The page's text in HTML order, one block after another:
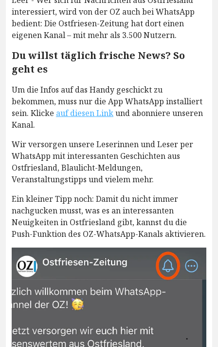
interessiert, wird von der OZ auch bei WhatsApp
bedient: Die Ostfriesen-Zeitung hat dort einen
eigenen Kanal – mit mehr als 3.500 Nutzern.
Du willst täglich frische News? So
geht es
Um die Infos auf das Handy geschickt zu
bekommen, muss nur die App WhatsApp installiert
sein. Klicke auf diesen Linkund abonniere unseren
Kanal.
Wir versorgen unsere Leserinnen und Leser per
WhatsApp mit interessanten Geschichten aus
Ostfriesland, Blaulicht-Meldungen,
Veranstaltungstipps und vielem mehr.
Ein kleiner Tipp noch: Damit du nicht immer
nachgucken musst, was es an interessanten
Neuigkeiten in Ostfriesland gibt, kannst du die
Push-Funktion des OZ-WhatsApp-Kanals aktivieren.